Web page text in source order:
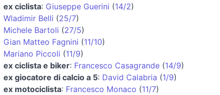
ex ciclista: Giuseppe Guerini (14/2)
Wladimir Belli (25/7)
Michele Bartoli (27/5)
Gian Matteo Fagnini (11/10)
Mariano Piccoli (11/9)
ex ciclista e biker: Francesco Casagrande (14/9)
ex giocatore di calcio a 5: David Calabria (1/9)
ex motociclista: Francesco Monaco (11/7)